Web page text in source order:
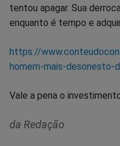
tentou apagar. Sua
enquanto é tempo e
https://
homem-mais-desonesto-
Vale a pena o
da Redação